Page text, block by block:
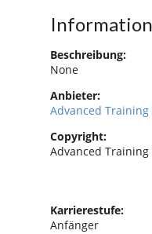
Beschreibung:
None
Anbieter:
Advanced Training
Copyright:
Advanced Training
Karrierestufe:
Anfänger